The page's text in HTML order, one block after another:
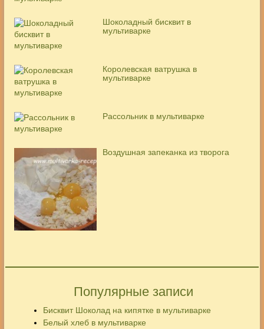
Шоколадный бисквит в
мультиварке
Королевская ватрушка в
мультиварке
Рассольник в мультиварке
Воздушная запеканка из творога
Популярные записи
Бисквит Шоколад на кипятке в мультиварке
Белый хлеб в мультиварке